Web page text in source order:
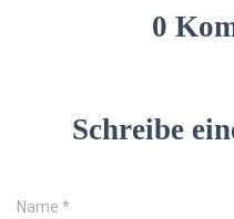
0
Schreibe
Name *